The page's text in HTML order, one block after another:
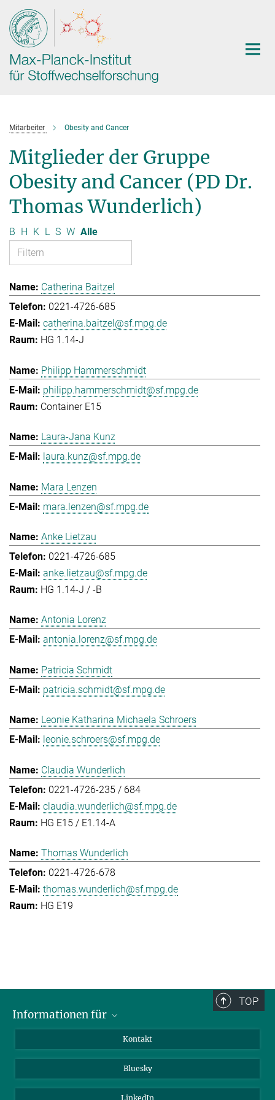
Hauptinhalt
Mitarbeiter Obesity and Cancer
Mitglieder der Gruppe
Obesity and Cancer (PD Dr.
Thomas Wunderlich)
B H K L S W Alle
Catherina Baitzel
0221-4726-685
catherina.baitzel@sf.mpg.de
HG 1.14-J
Philipp Hammerschmidt
philipp.hammerschmidt@sf.mpg.de
Container E15
Laura-Jana Kunz
laura.kunz@sf.mpg.de
Mara Lenzen
mara.lenzen@sf.mpg.de
Anke Lietzau
0221-4726-685
anke.lietzau@sf.mpg.de
HG 1.14-J / -B
Antonia Lorenz
antonia.lorenz@sf.mpg.de
Patricia Schmidt
patricia.schmidt@sf.mpg.de
Leonie Katharina Michaela Schroers
leonie.schroers@sf.mpg.de
Claudia Wunderlich
0221-4726-235 / 684
claudia.wunderlich@sf.mpg.de
HG E15 / E1.14-A
Thomas Wunderlich
0221-4726-678
thomas.wunderlich@sf.mpg.de
HG E19
TOP
Informationen für
Bewerbende
Forschende
Kontakt
Bluesky
LinkedIn